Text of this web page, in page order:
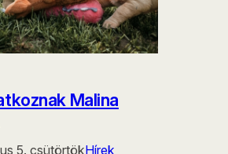
Malina
5. csütörtökHírek